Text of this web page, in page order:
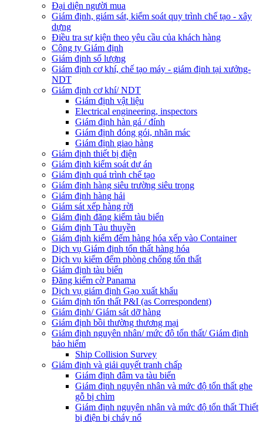
Đại diện người mua
Giám định, giám sát, kiểm soát quy trình chế tạo - xây
dựng
Điều tra sự kiện theo yêu cầu của khách hàng
Công ty Giám định
Giám định số lượng
Giám định cơ khí, chế tạo máy - giám định tại xưởng-
NDT
Giám định cơ khí/ NDT
Giám định vật liệu
Electrical engineering, inspectors
Giám định hàn gá / đính
Giám định đóng gói, nhãn mác
Giám định giao hàng
Giám định thiết bị điện
Giám định kiểm soát dự án
Giám định quá trình chế tạo
Giám định hàng siêu trường siêu trọng
Giám định hàng hải
Giám sát xếp hàng rời
Giám định đăng kiểm tàu biển
Giám định Tàu thuyền
Giám định kiểm đếm hàng hóa xếp vào Container
Dịch vụ Giám định tổn thất hàng hóa
Dịch vụ kiểm đếm phòng chống tổn thất
Giám định tàu biển
Đăng kiểm cờ Panama
Dịch vụ giám định Gạo xuất khẩu
Giám định tổn thất P&I (as Correspondent)
Giám định/ Giám sát dỡ hàng
Giám định bồi thường thương mại
Giám định nguyên nhân/ mức độ tổn thất/ Giám định
bảo hiểm
Ship Collision Survey
Giám định và giải quyết tranh chấp
Giám định đâm va tàu biển
Giám định nguyên nhân và mức độ tổn thất ghe
gỗ bị chìm
Giám định nguyên nhân và mức độ tổn thất Thiết
bị điện bị cháy nổ